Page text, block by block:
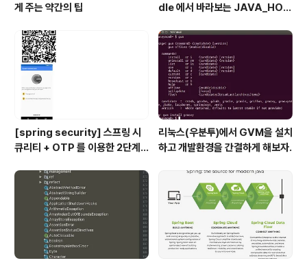
게 주는 약간의 팁
dle 에서 바라보는 JAVA_HOM
[spring security] 스프링 시
큐리티 + OTP 를 이용한 2단계
리눅스(우분투)에서 GVM을 설치
하고 개발환경을 간결하게 해보자.